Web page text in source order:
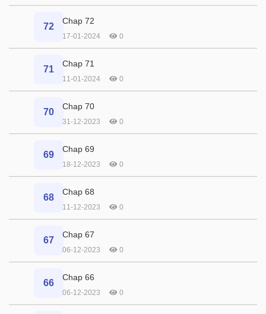
72
Chap 72
17-01-2024 0
71
Chap 71
11-01-2024 0
70
Chap 70
31-12-2023 0
69
Chap 69
18-12-2023 0
68
Chap 68
11-12-2023 0
67
Chap 67
06-12-2023 0
66
Chap 66
06-12-2023 0